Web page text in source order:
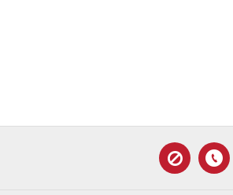
ناموجود